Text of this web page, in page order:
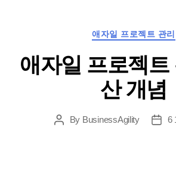
+AI
카
고
리
애자일 프로젝트 관리
애자일 프로젝트
산 개념
게
By BusinessAgility
게 6